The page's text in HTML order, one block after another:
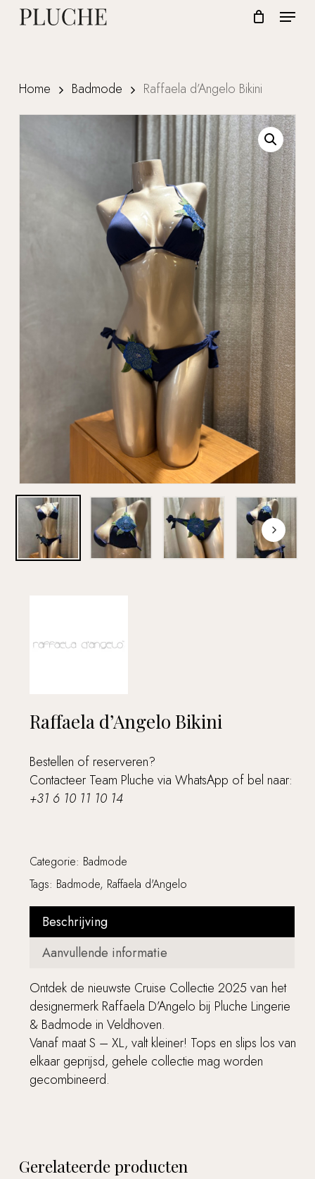
Menu
Home Badmode Raffaela d’Angelo Bikini
Raffaela d’Angelo Bikini
Bestellen of reserveren?
Contacteer Team Pluche via WhatsApp of bel naar:
+31 6 10 11 10 14
Categorie: Badmode
Tags: Badmode, Raffaela d'Angelo
Beschrijving
Aanvullende informatie
Ontdek de nieuwste Cruise Collectie 2025 van het
designermerk Raffaela D’Angelo bij Pluche Lingerie
& Badmode in Veldhoven.
Vanaf maat S – XL, valt kleiner! Tops en slips los van
elkaar geprijsd, gehele collectie mag worden
gecombineerd.
Gerelateerde producten